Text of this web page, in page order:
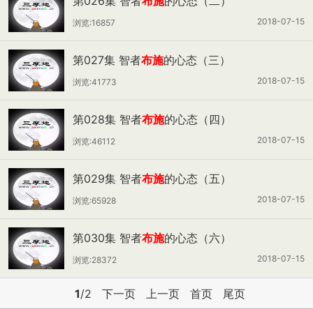
2018-07-15
浏览:16857
第027集 智者布施的心态（三）
2018-07-15
浏览:41773
第028集 智者布施的心态（四）
2018-07-15
浏览:46112
第029集 智者布施的心态（五）
2018-07-15
浏览:65928
第030集 智者布施的心态（六）
2018-07-15
浏览:28372
1/2 下一页 上一页 首页 尾页